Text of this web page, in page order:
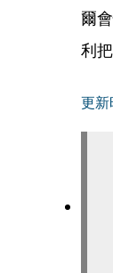
爾
利
更新